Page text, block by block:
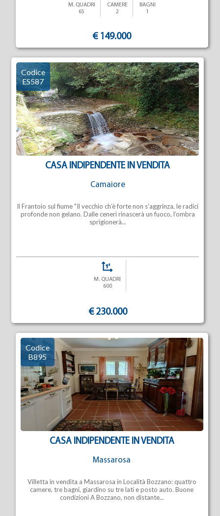
M. QUADRI
65
CAMERE
2
BAGNI
1
€ 149.000
CASA INDIPENDENTE IN VENDITA
Camaiore
Codice
ES587
Il Frantoio sul fiume "Il vecchio ch’è forte non s’aggrinza, le radici
profonde non gelano. Dalle ceneri rinascerà un fuoco, l’ombra
sprigionerà...
M. QUADRI
600
€ 230.000
CASA INDIPENDENTE IN VENDITA
Massarosa
Codice
B895
Villetta in vendita a Massarosa in Località Bozzano: quattro
camere, tre bagni, giardino su tre lati e posto auto. Buone
condizioni A Bozzano, non distante...